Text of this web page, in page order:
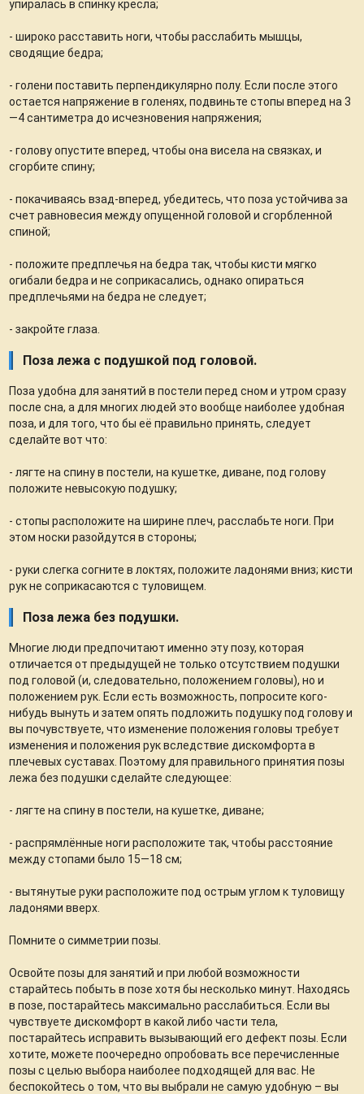
упиралась в спинку кресла;
- широко расставить ноги, чтобы расслабить мышцы,
сводящие бедра;
- голени поставить перпендикулярно полу. Если после этого
остается напряжение в голенях, подвиньте стопы вперед на 3
—4 сантиметра до исчезновения напряжения;
- голову опустите вперед, чтобы она висела на связках, и
сгорбите спину;
- покачиваясь взад-вперед, убедитесь, что поза устойчива за
счет равновесия между опущенной головой и сгорбленной
спиной;
- положите предплечья на бедра так, чтобы кисти мягко
огибали бедра и не соприкасались, однако опираться
предплечьями на бедра не следует;
- закройте глаза.
Поза лежа с подушкой под головой.
Поза удобна для занятий в постели перед сном и утром сразу
после сна, а для многих людей это вообще наиболее удобная
поза, и для того, что бы её правильно принять, следует
сделайте вот что:
- лягте на спину в постели, на кушетке, диване, под голову
положите невысокую подушку;
- стопы расположите на ширине плеч, расслабьте ноги. При
этом носки разойдутся в стороны;
- руки слегка согните в локтях, положите ладонями вниз; кисти
рук не соприкасаются с туловищем.
Поза лежа без подушки.
Многие люди предпочитают именно эту позу, которая
отличается от предыдущей не только отсутствием подушки
под головой (и, следовательно, положением головы), но и
положением рук. Если есть возможность, попросите кого-
нибудь вынуть и затем опять подложить подушку под голову и
вы почувствуете, что изменение положения головы требует
изменения и положения рук вследствие дискомфорта в
плечевых суставах. Поэтому для правильного принятия позы
лежа без подушки сделайте следующее:
- лягте на спину в постели, на кушетке, диване;
- распрямлённые ноги расположите так, чтобы расстояние
между стопами было 15—18 см;
- вытянутые руки расположите под острым углом к туловищу
ладонями вверх.
Помните о симметрии позы.
Освойте позы для занятий и при любой возможности
старайтесь побыть в позе хотя бы несколько минут. Находясь
в позе, постарайтесь максимально расслабиться. Если вы
чувствуете дискомфорт в какой либо части тела,
постарайтесь исправить вызывающий его дефект позы. Если
хотите, можете поочередно опробовать все перечисленные
позы с целью выбора наиболее подходящей для вас. Не
беспокойтесь о том, что вы выбрали не самую удобную – вы